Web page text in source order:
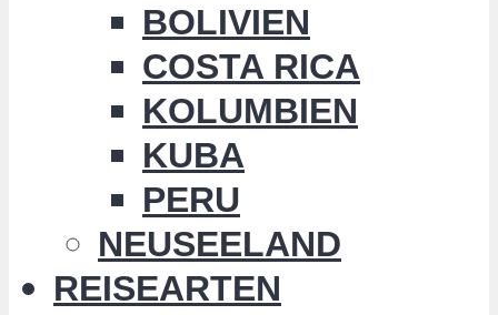
BOLIVIEN
COSTA RICA
KOLUMBIEN
KUBA
PERU
NEUSEELAND
REISEARTEN